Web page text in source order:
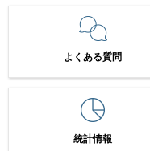
よくある質問
統計情報